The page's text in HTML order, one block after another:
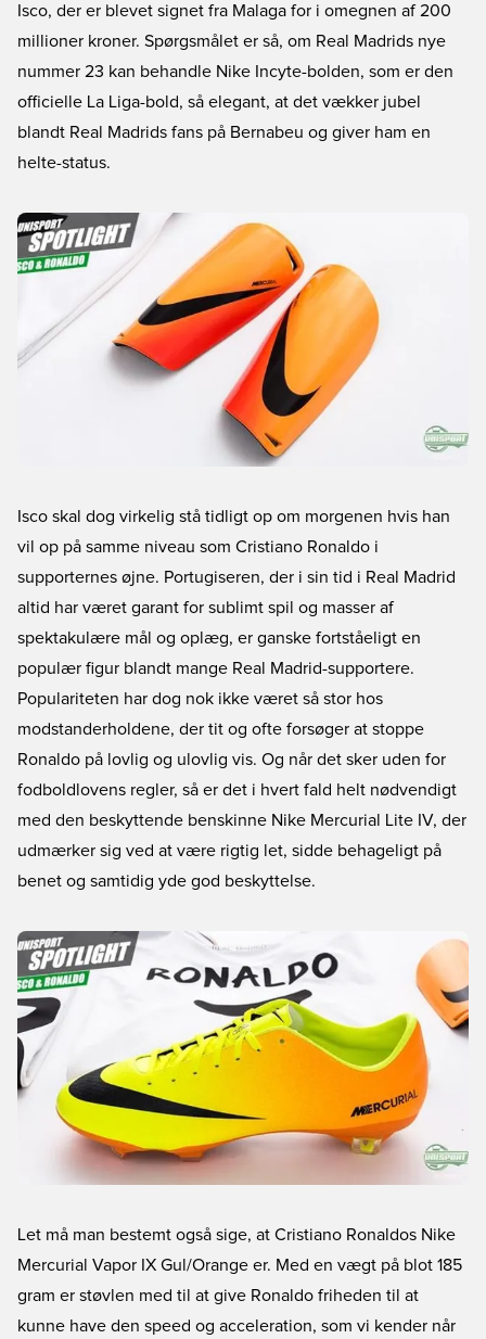
Isco, der er blevet signet fra Malaga for i omegnen af 200
millioner kroner. Spørgsmålet er så, om Real Madrids nye
nummer 23 kan behandle Nike Incyte-bolden, som er den
officielle La Liga-bold, så elegant, at det vækker jubel
blandt Real Madrids fans på Bernabeu og giver ham en
helte-status.
Isco skal dog virkelig stå tidligt op om morgenen hvis han
vil op på samme niveau som Cristiano Ronaldo i
supporternes øjne. Portugiseren, der i sin tid i Real Madrid
altid har været garant for sublimt spil og masser af
spektakulære mål og oplæg, er ganske fortståeligt en
populær figur blandt mange Real Madrid-supportere.
Populariteten har dog nok ikke været så stor hos
modstanderholdene, der tit og ofte forsøger at stoppe
Ronaldo på lovlig og ulovlig vis. Og når det sker uden for
fodboldlovens regler, så er det i hvert fald helt nødvendigt
med den beskyttende benskinne Nike Mercurial Lite IV, der
udmærker sig ved at være rigtig let, sidde behageligt på
benet og samtidig yde god beskyttelse.
Let må man bestemt også sige, at Cristiano Ronaldos Nike
Mercurial Vapor IX Gul/Orange er. Med en vægt på blot 185
gram er støvlen med til at give Ronaldo friheden til at
kunne have den speed og acceleration, som vi kender når